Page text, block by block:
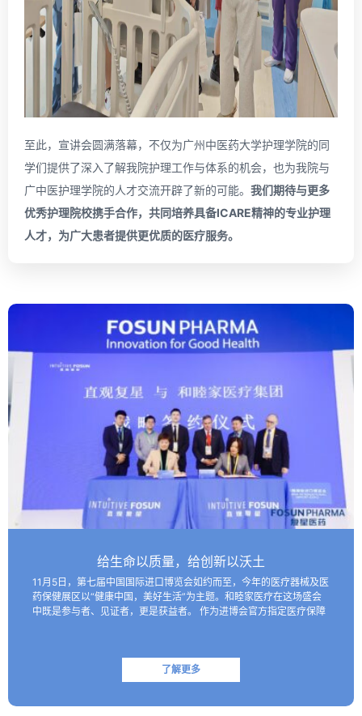
至此，宣讲会圆满落幕，不仅为广州中医药大学护理学院的同
学们提供了深入了解我院护理工作与体系的机会，也为我院与
广中医护理学院的人才交流开辟了新的可能。 我们期待与更多
优秀护理院校携手合作，共同培养具备ICARE精神的专业护理
人才，为广大患者提供更优质的医疗服务。
给生命以质量，给创新以沃土
11月5日，第七届中国国际进口博览会如约而至，今年的医疗器械及医
药保健展区以“健康中国，美好生活”为主题。和睦家医疗在这场盛会
中既是参与者、见证者，更是获益者。 作为进博会官方指定医疗保障
了解更多